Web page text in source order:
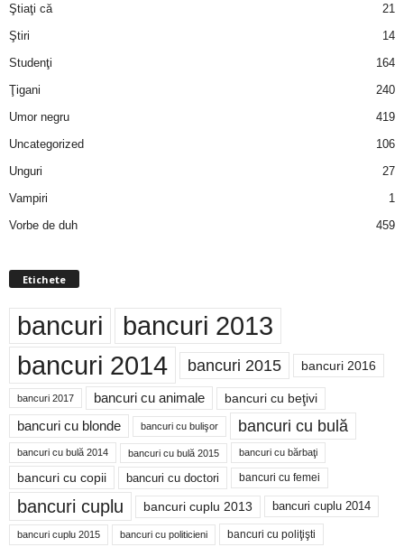
Ştiaţi că
21
Ştiri
14
Studenţi
164
Ţigani
240
Umor negru
419
Uncategorized
106
Unguri
27
Vampiri
1
Vorbe de duh
459
Etichete
bancuri bancuri 2013
bancuri 2014 bancuri 2015 bancuri 2016
bancuri 2017 bancuri cu animale bancuri cu beţivi
bancuri cu blonde bancuri cu bulişor bancuri cu bulă
bancuri cu bulă 2014 bancuri cu bulă 2015 bancuri cu bărbaţi
bancuri cu copii bancuri cu doctori bancuri cu femei
bancuri cuplu bancuri cuplu 2013 bancuri cuplu 2014
bancuri cuplu 2015 bancuri cu politicieni bancuri cu poliţişti